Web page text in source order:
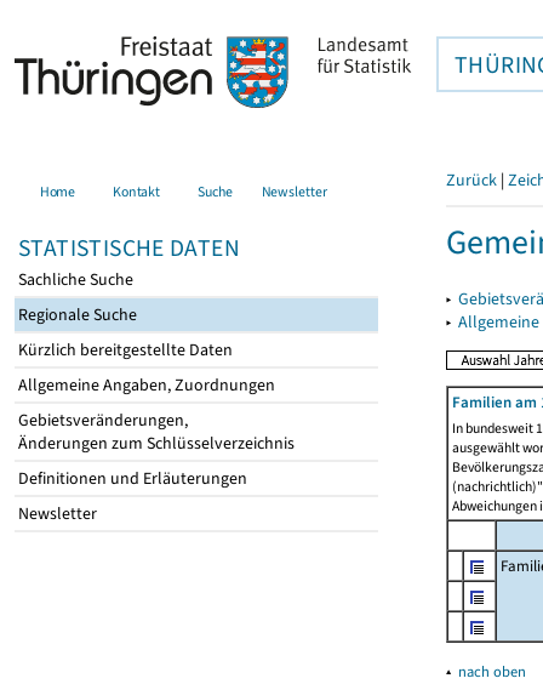
Home Kontakt Suche Newsletter
STATISTISCHE DATEN
Sachliche Suche
Regionale Suche
Kürzlich bereitgestellte Daten
Allgemeine Angaben, Zuordnungen
Gebietsveränderungen,
Änderungen zum Schlüsselverzeichnis
Definitionen und Erläuterungen
Newsletter
Zurück |
▸
▸
Familien am
In bundesweit
ausgewählt
Abweichungen
▴ nach oben